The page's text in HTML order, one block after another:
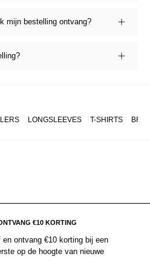
mijn bestelling ontvang?
LONGSLEEVES T-SHIRTS
€10 KORTING
ontvang €10 korting bij een
op de hoogte van nieuwe